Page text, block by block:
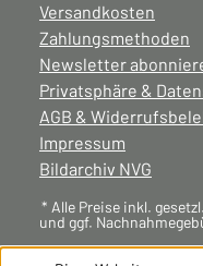
Versandkosten
Zahlungsmethoden
Newsletter
Privatsphäre &
AGB &
Impressum
Bildarchiv NVG
* Alle Preise inkl.
und ggf.